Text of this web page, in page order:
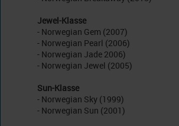
Jewel-Klasse
- Norwegian Gem (2007)
- Norwegian Pearl (2006)
- Norwegian Jade 2006)
- Norwegian Jewel (2005)
Sun-Klasse
- Norwegian Sky (1999)
- Norwegian Sun (2001)